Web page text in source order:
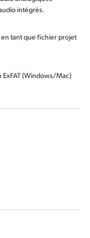
intégrés.
tant que fichier projet
(Windows/Mac)